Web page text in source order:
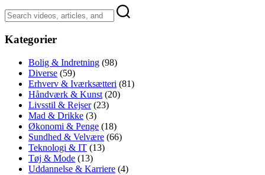
Kategorier
Bolig & Indretning (98)
Diverse (59)
Erhverv & Iværksætteri (81)
Håndværk & Kunst (20)
Livsstil & Rejser(23)
Mad & Drikke (3)
Økonomi & Penge (18)
Sundhed & Velvære (66)
Teknologi & IT (13)
Tøj & Mode (13)
Uddannelse & Karriere (4)